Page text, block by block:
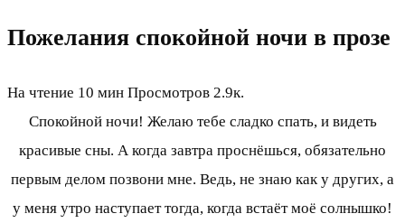
Пожелания спокойной ночи в прозе
На чтение 10 мин Просмотров 2.9к.
Спокойной ночи! Желаю тебе сладко спать, и видеть
красивые сны. А когда завтра проснёшься, обязательно
первым делом позвони мне. Ведь, не знаю как у других, а
у меня утро наступает тогда, когда встаёт моё солнышко!